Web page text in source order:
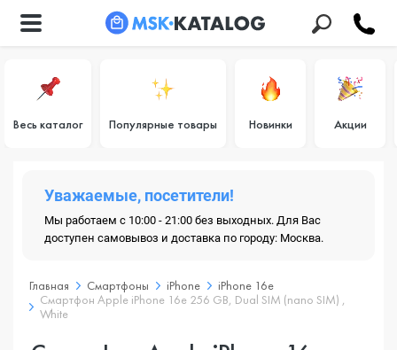
Весь каталог Популярные товары Новинки Акции
Уважаемые, посетители!
Мы работаем с 10:00 - 21:00 без выходных. Для Вас
доступен самовывоз и доставка по городу: Москва.
Главная Смартфоны iPhone
iPhone 16e
Смартфон Apple iPhone 16e 256 GB, Dual SIM (nano SIM) ,
White